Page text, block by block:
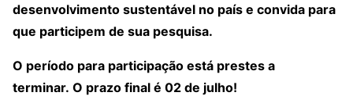
desenvolvimento sustentável no país e convida para
que participem de sua pesquisa.
O período para participação está prestes a
terminar. O prazo final é 02 de julho!